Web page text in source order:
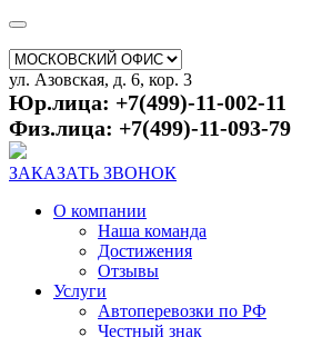
ул. Азовская, д. 6, кор. 3
Юр.лица: +7(499)-11-002-11
Физ.лица: +7(499)-11-093-79
ЗАКАЗАТЬ ЗВОНОК
О компании
Наша команда
Достижения
Отзывы
Услуги
Автоперевозки по РФ
Честный знак